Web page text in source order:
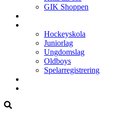
GIK Shoppen
Hockeyskola
Juniorlag
Ungdomslag
Oldboys
Spelarregistrering